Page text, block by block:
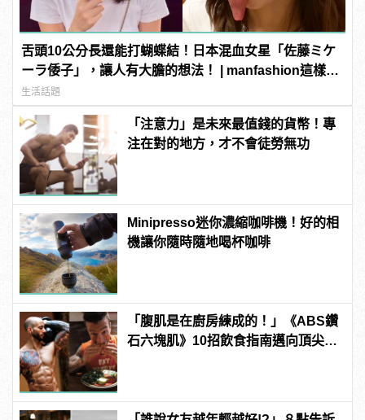
舌頭10公分長還能打蝴蝶結！日本混血女星「佐藤ミケ
ーラ倭子」，讓人有大膽的想法！ | manfashion這樣變
型男
生活話題
「注意力」是未來最值錢的貨幣！專
注在對的地方，才不會徒勞無功
Minipresso迷你濃縮咖啡機！好的相
機讓你隨時隨地喝杯咖啡
「腹肌是在廚房練成的！」《ABS鑽
石六塊肌》10招飲食指南邁向頂尖腹